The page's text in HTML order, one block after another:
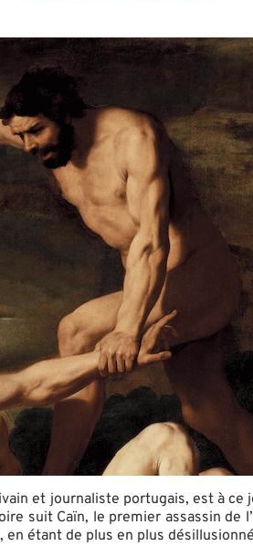
et journaliste portugais, est à
suit Caïn, le premier assassin
en étant de plus en plus